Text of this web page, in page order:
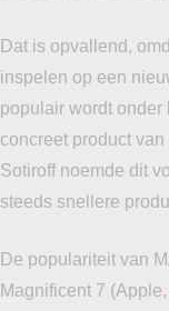
Dat is opvallend,
inspelen op een
populair wordt onder
concreet product
Sotiroff noemde dit
steeds snellere
De populariteit van
Magnificent 7 (Apple,